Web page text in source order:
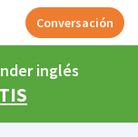
Conversación
inglés